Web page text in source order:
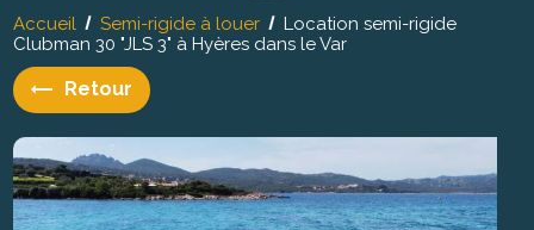
Accueil Semi-rigide à louer
Location semi-rigide
Clubman 30 "JLS 3" à Hyères dans le Var
Retour